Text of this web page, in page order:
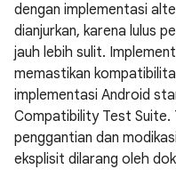
dengan implementasi
dianjurkan, karena lulus
jauh lebih sulit.
memastikan
implementasi Android
Compatibility Test Suite.
penggantian dan
eksplisit dilarang oleh